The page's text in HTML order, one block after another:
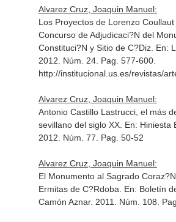
Alvarez Cruz, Joaquin Manuel:
Los Proyectos de Lorenzo
Concurso de Adjudicaci?N del
Constituci?N y Sitio de C?Diz. En:
2012. Núm. 24. Pag. 577-600.
http://institucional.us.es/revistas/
Alvarez Cruz, Joaquin Manuel:
Antonio Castillo Lastrucci, el más
sevillano del siglo XX. En: Hiniesta
2012. Núm. 77. Pag. 50-52
Alvarez Cruz, Joaquin Manuel:
El Monumento al Sagrado
Ermitas de C?Rdoba. En: Boletín
Camón Aznar. 2011. Núm. 108.